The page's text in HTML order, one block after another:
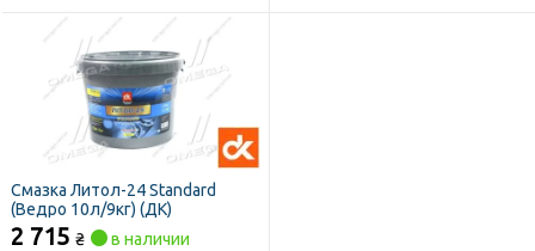
Смазка Литол-24 Standard
(Ведро 10л/9кг) (ДК)
2 715 ₴ в наличии